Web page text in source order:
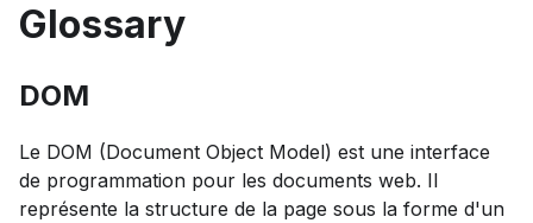
Glossary
DOM
Le DOM (Document Object Model) est une interface
de programmation pour les documents web. Il
représente la structure de la page sous la forme d'un